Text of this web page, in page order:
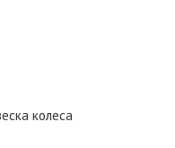
колеса